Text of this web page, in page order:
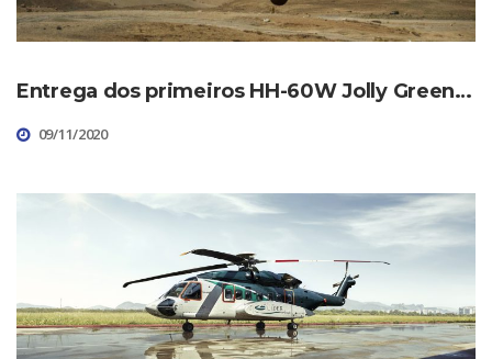
Entrega dos primeiros HH-60W Jolly Green II da USAF
09/11/2020